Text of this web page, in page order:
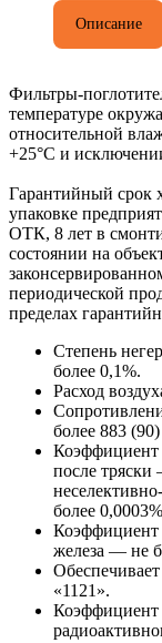
Описание
Фильтры-
температуре
относительной
+25°С и
Гарантийный срок
упаковке
ОТК, 8 лет в
состоянии на
периодической
пределах
Степень
более 0,1%.
Расход
более 883
Коэффициент
после тряски
более
Коэффициент
железа — не
«1121».
Коэффициент